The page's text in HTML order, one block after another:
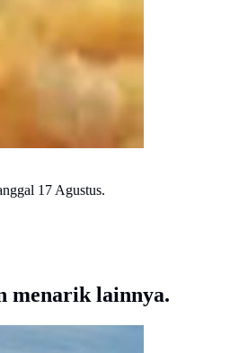
17 Agustus.
menarik lainnya.